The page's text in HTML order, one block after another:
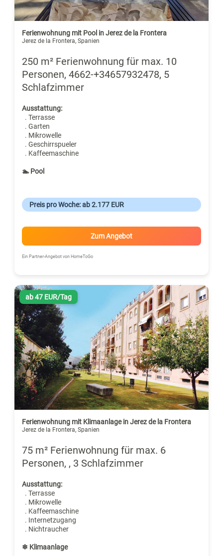
Ferienwohnung mit Pool in Jerez de la Frontera
Jerez de la Frontera, Spanien
250 m² Ferienwohnung für max. 10
Personen, 4662-+34657932478, 5
Schlafzimmer
Ausstattung:
. Terrasse
. Garten
. Mikrowelle
. Geschirrspueler
. Kaffeemaschine
🏊 Pool
Preis pro Woche: ab 2.177 EUR
Zum Angebot
Ein Partner-Angebot von HomeToGo
ab 47 EUR/Tag
Ferienwohnung mit Klimaanlage in Jerez de la Frontera
Jerez de la Frontera, Spanien
75 m² Ferienwohnung für max. 6
Personen, , 3 Schlafzimmer
Ausstattung:
. Terrasse
. Mikrowelle
. Kaffeemaschine
. Internetzugang
. Nichtraucher
❄ Klimaanlage